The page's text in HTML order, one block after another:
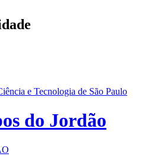
Acesso à informação
e Tecnologia de São Paulo
do Jordão